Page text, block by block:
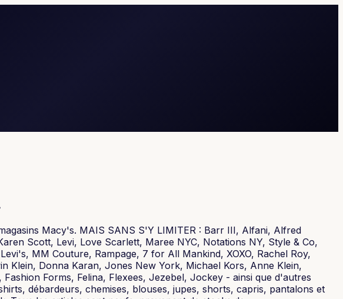
Macy's. MAIS SANS S'Y LIMITER : Barr III, Alfani, Alfred
Scott, Levi, Love Scarlett, Maree NYC, Notations NY, Style & Co,
MM Couture, Rampage, 7 for All Mankind, XOXO, Rachel Roy,
Klein, Donna Karan, Jones New York, Michael Kors, Anne Klein,
Forms, Felina, Flexees, Jezebel, Jockey - ainsi que d'autres
débardeurs, chemises, blouses, jupes, shorts, capris, pantalons et